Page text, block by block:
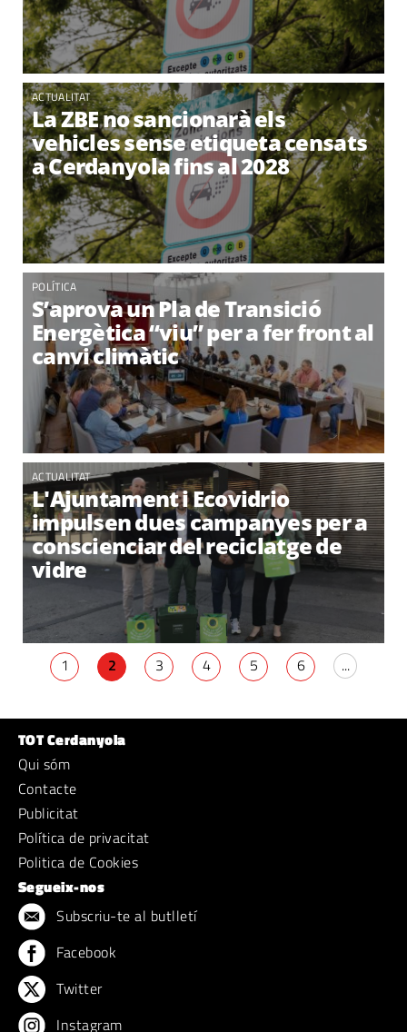
ACTUALITAT
La ZBE no sancionarà els
vehicles sense etiqueta censats
a Cerdanyola fins al 2028
POLÍTICA
S’aprova un Pla de Transició
Energètica “viu” per a fer front al
canvi climàtic
ACTUALITAT
L'Ajuntament i Ecovidrio
impulsen dues campanyes per a
conscienciar del reciclatge de
vidre
1 2 3 4 5 6 ...
TOT Cerdanyola
Qui sóm
Contacte
Publicitat
Política de privacitat
Politica de Cookies
Segueix-nos
Subscriu-te al butlletí
Facebook
Twitter
Instagram